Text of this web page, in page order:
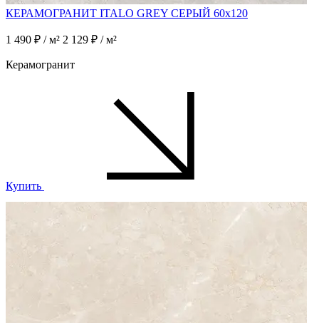
КЕРАМОГРАНИТ ITALO GREY СЕРЫЙ 60x120
1 490 ₽ / м² 2 129 ₽ / м²
Керамогранит
Купить